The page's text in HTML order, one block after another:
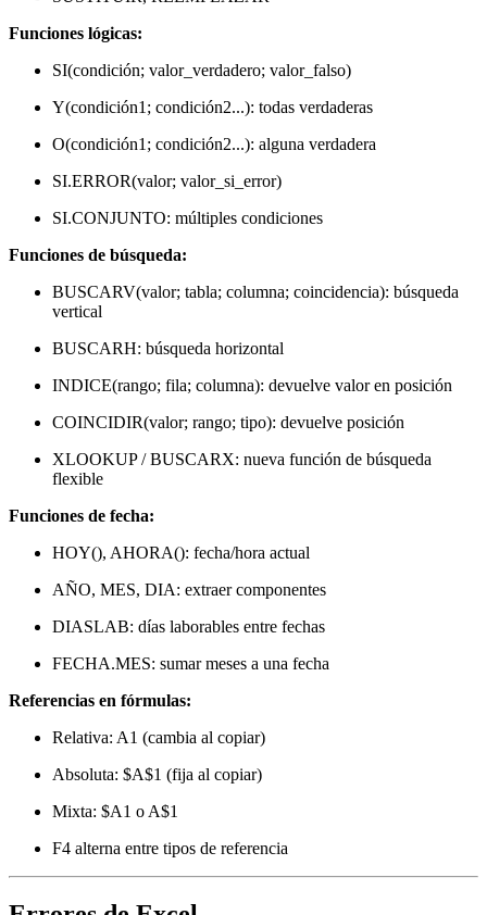
Funciones lógicas:
SI(condición; valor_verdadero; valor_falso)
Y(condición1; condición2...): todas verdaderas
O(condición1; condición2...): alguna verdadera
SI.ERROR(valor; valor_si_error)
SI.CONJUNTO: múltiples condiciones
Funciones de búsqueda:
BUSCARV(valor; tabla; columna; coincidencia): búsqueda
vertical
BUSCARH: búsqueda horizontal
INDICE(rango; fila; columna): devuelve valor en posición
COINCIDIR(valor; rango; tipo): devuelve posición
XLOOKUP / BUSCARX: nueva función de búsqueda
flexible
Funciones de fecha:
HOY(), AHORA(): fecha/hora actual
AÑO, MES, DIA: extraer componentes
DIASLAB: días laborables entre fechas
FECHA.MES: sumar meses a una fecha
Referencias en fórmulas:
Relativa: A1 (cambia al copiar)
Absoluta: $A$1 (fija al copiar)
Mixta: $A1 o A$1
F4 alterna entre tipos de referencia